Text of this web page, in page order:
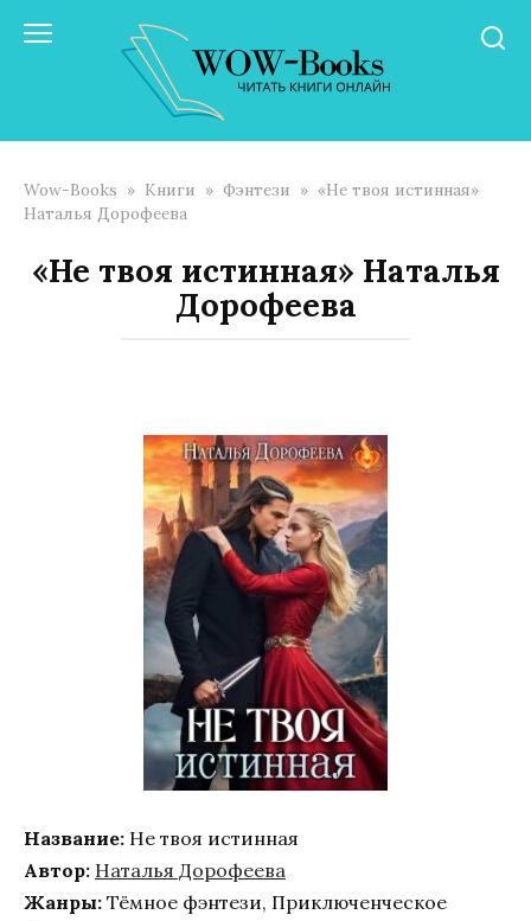
Wow-Books » Книги » Фэнтези » «Не твоя истинная»
Наталья Дорофеева
«Не твоя истинная» Наталья
Дорофеева
Название: Не твоя истинная
Автор: Наталья Дорофеева
Жанры: Тёмное фэнтези, Приключенческое